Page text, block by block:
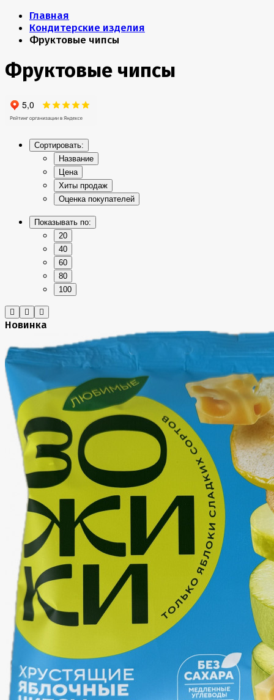
Главная
Кондитерские изделия
Фруктовые чипсы
Фруктовые чипсы
Сортировать:
Название
Цена
Хиты продаж
Оценка покупателей
Показывать по:
20
40
60
80
100
Новинка